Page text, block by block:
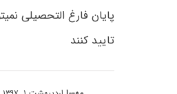
پایان فارغ التحصیلی
تایید کنند